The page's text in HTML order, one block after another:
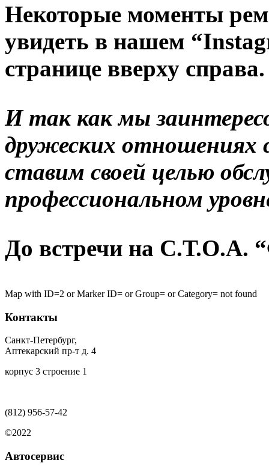
Некоторые моменты
увидеть в нашем “
странице вверху справа.
И так как мы
дружеских
ставим своей целью
профессиональном
До встречи на С.Т.О.А.
buy
online
prescription
cheap
Map with ID=2 or Marker ID= or Group= or Category= not found
Контакты
Санкт-Петербург,
Аптекарский пр-т д. 4
корпус 3 строение 1
(812) 956-57-42
©2022
Автосервис